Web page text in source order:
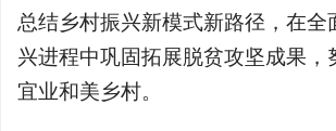
总结乡村振兴新模式新路径，在全
兴进程中巩固拓展脱贫攻坚成果，
宜业和美乡村。